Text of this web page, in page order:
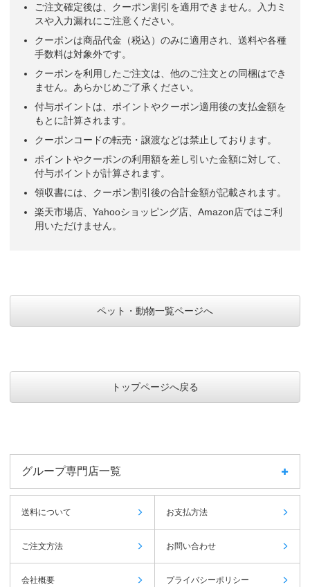
ご注文確定後は、クーポン割引を適用できません。入力ミ
スや入力漏れにご注意ください。
クーポンは商品代金（税込）のみに適用され、送料や各種
手数料は対象外です。
クーポンを利用したご注文は、他のご注文との同梱はでき
ません。あらかじめご了承ください。
付与ポイントは、ポイントやクーポン適用後の支払金額を
もとに計算されます。
クーポンコードの転売・譲渡などは禁止しております。
ポイントやクーポンの利用額を差し引いた金額に対して、
付与ポイントが計算されます。
領収書には、クーポン割引後の合計金額が記載されます。
楽天市場店、Yahooショッピング店、Amazon店ではご利
用いただけません。
ペット・動物一覧ページへ
トップページへ戻る
グループ専門店一覧
送料について お支払方法
ご注文方法 お問い合わせ
会社概要 プライバシーポリシー